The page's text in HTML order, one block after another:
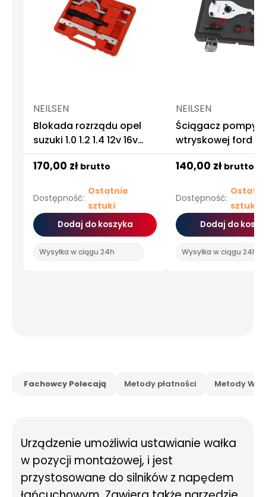
NEILSEN
Blokada rozrządu opel
suzuki 1.0 1.2 1.4 12v 16v
łańcuch
170,00 zł brutto
Dostępność:
Ostatnie
sztuki
Dodaj do koszyka
Wysyłka w ciągu 24h
NEILSEN
Ściągacz pompy
wtryskowej ford
ecoblue tdci
140,00 zł brutto
Dostępność:
sztuki
Dodaj do
Wysyłka w ciągu 24h
Fachowcy Polecają Metody płatności Metody
Urządzenie umożliwia ustawianie wałka
w pozycji montażowej, i jest
przystosowane do silników z napędem